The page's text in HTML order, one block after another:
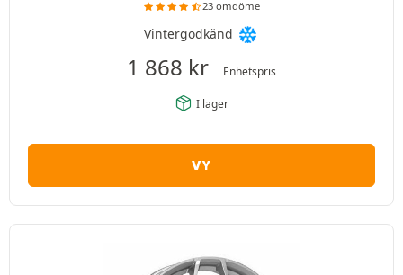
23 omdöme
Vintergodkänd
1 868 kr Enhetspris
I lager
VY